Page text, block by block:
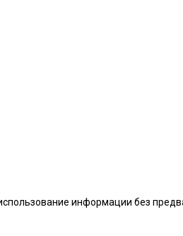
информации без